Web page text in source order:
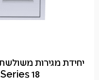
Series 18"